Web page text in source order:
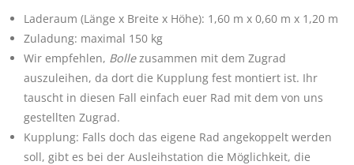
Laderaum (Länge x Breite x Höhe): 1,60 m x 0,60 m x 1,20 m
Zuladung: maximal 150 kg
Wir empfehlen, Bollezusammen mit dem Zugrad
auszuleihen, da dort die Kupplung fest montiert ist. Ihr
tauscht in diesen Fall einfach euer Rad mit dem von uns
gestellten Zugrad.
Kupplung: Falls doch das eigene Rad angekoppelt werden
soll, gibt es bei der Ausleihstation die Möglichkeit, die